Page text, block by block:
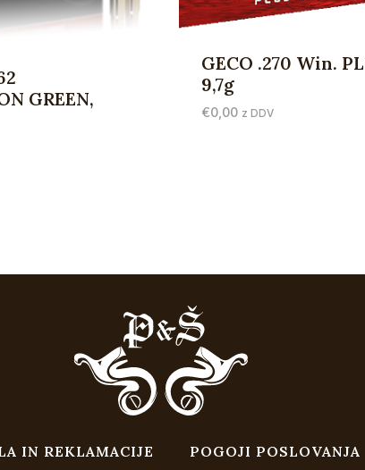
GREEN,
GECO .270 Win.
9,7g
€0,00 z DDV
IN REKLAMACIJE POGOJI POSLOVANJA